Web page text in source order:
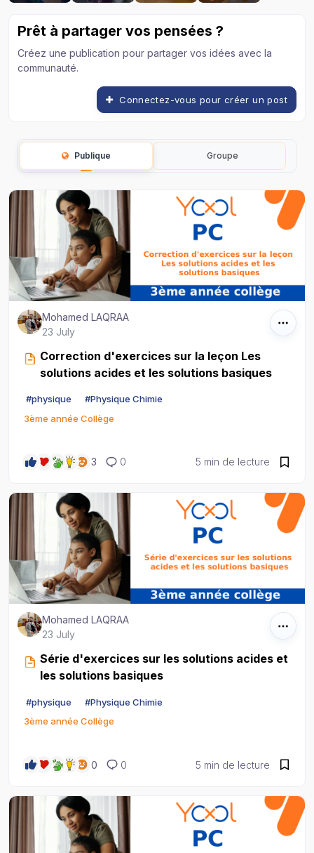
Prêt à partager vos pensées ?
Créez une publication pour partager vos idées avec la
communauté.
Connectez-vous pour créer un post
Publique Groupe
Mohamed LAQRAA
23 July
Correction d'exercices sur la leçon Les
solutions acides et les solutions basiques
#physique #Physique Chimie
3ème année Collège
3 0 5 min de lecture
Mohamed LAQRAA
23 July
Série d'exercices sur les solutions acides et
les solutions basiques
#physique #Physique Chimie
3ème année Collège
0 0 5 min de lecture